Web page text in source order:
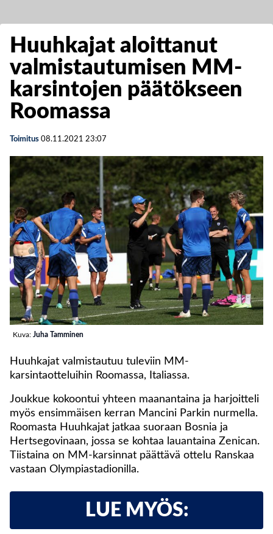
Huuhkajat aloittanut
valmistautumisen MM-
karsintojen päätökseen
Roomassa
Toimitus 08.11.2021 23:07
Kuva: Juha Tamminen
Huuhkajat valmistautuu tuleviin MM-
karsintaotteluihin Roomassa, Italiassa.
Joukkue kokoontui yhteen maanantaina ja harjoitteli
myös ensimmäisen kerran Mancini Parkin nurmella.
Roomasta Huuhkajat jatkaa suoraan Bosnia ja
Hertsegovinaan, jossa se kohtaa lauantaina Zenican.
Tiistaina on MM-karsinnat päättävä ottelu Ranskaa
vastaan Olympiastadionilla.
LUE MYÖS: